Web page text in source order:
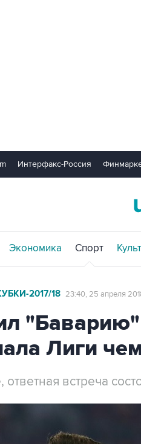
Интерфакс-Россия
Экономика Спорт
2017/18 23:40, 25 апреля
Лиги
встреча